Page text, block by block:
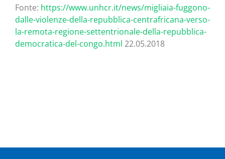
Fonte: https://www.unhcr.it/news/migliaia-fuggono-
dalle-violenze-della-repubblica-centrafricana-verso-
la-remota-regione-settentrionale-della-repubblica-
democratica-del-congo.html 22.05.2018